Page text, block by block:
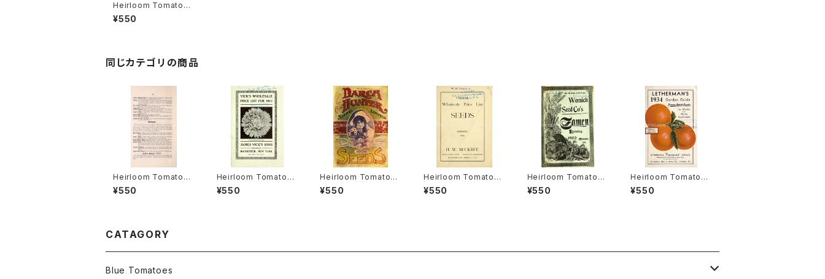
Heirloom Tomato®
Aero エアルーム・トマ
ト・エアロ
¥550
同じカテゴリの商品
Heirloom Tomato®
Cedar Hill エアルー
ム・トマト・セダー・ヒル
¥550
Heirloom Tomato®
Livingston's Crimso
n Globe エアルーム・
¥550
Heirloom Tomato®
Canada Pride エアル
ーム・トマト・カナダ・プ
¥550
Heirloom Tomato®
Livingston's Crimso
n Cushion エアルー
¥550
Heirloom Tomato®
Livingston's Boufo
mmenheir エアルー
¥550
Heirloom Tomato®
Lethermans' Param
ount エアルーム・トマ
¥550
CATAGORY
Blue Tomatoes